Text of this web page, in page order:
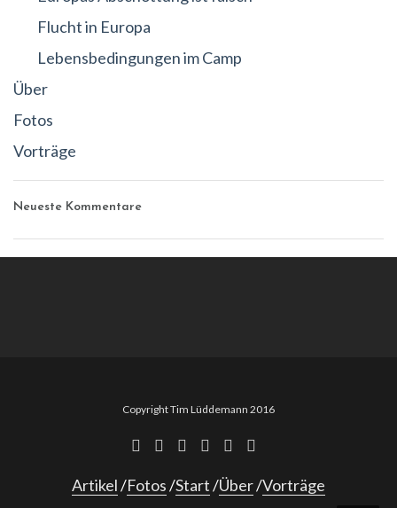
Flucht in Europa
Lebensbedingungen im Camp
Über
Fotos
Vorträge
Neueste Kommentare
Copyright Tim Lüddemann 2016
Artikel Fotos Start Über Vorträge